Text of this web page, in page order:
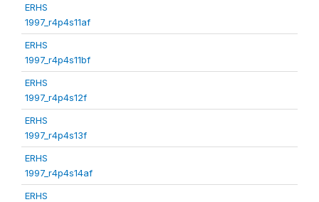
ERHS
1997_r4p4s11af
ERHS
1997_r4p4s11bf
ERHS
1997_r4p4s12f
ERHS
1997_r4p4s13f
ERHS
1997_r4p4s14af
ERHS